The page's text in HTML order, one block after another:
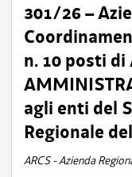
301/26 –
n. 10 posti di
agli enti del
Regionale
ARCS - Azienda